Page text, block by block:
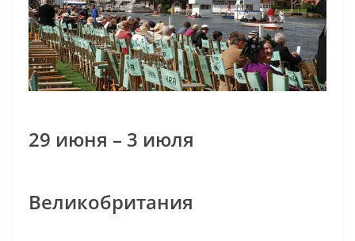
29 июня – 3 июля
Великобритания